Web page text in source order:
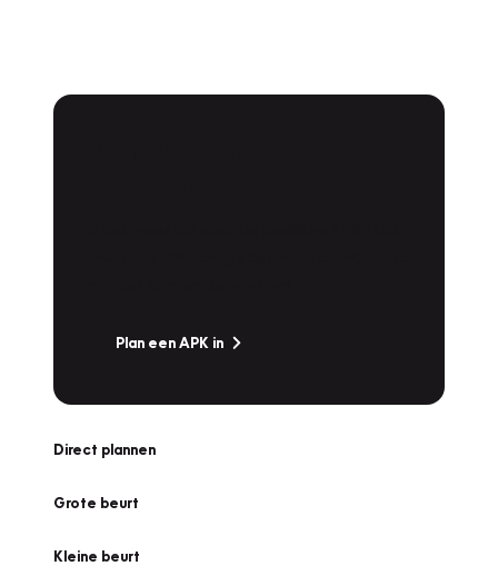
Plan een APK in
Direct plannen
Grote beurt
Kleine beurt